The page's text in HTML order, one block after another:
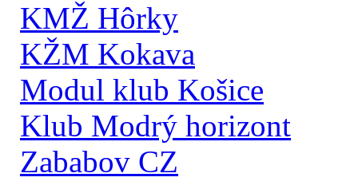
KMŽ Hôrky
KŽM Kokava
Modul klub Košice
Klub Modrý horizont
Zababov CZ